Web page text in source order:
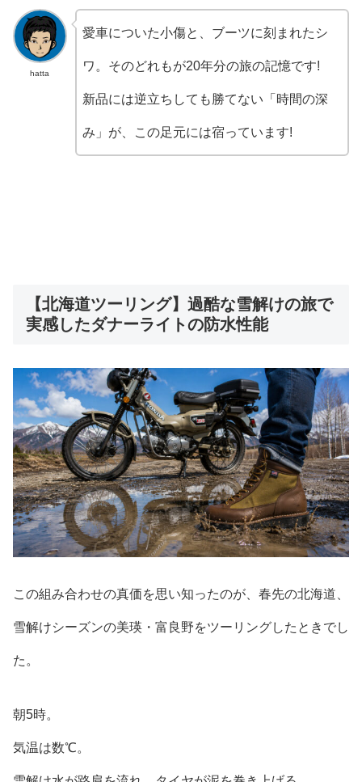
hatta
愛車についた小傷と、ブーツに刻まれたシ
ワ。そのどれもが20年分の旅の記憶です!
新品には逆立ちしても勝てない「時間の深
み」が、この足元には宿っています!
【北海道ツーリング】過酷な雪解けの旅で
実感したダナーライトの防水性能
この組み合わせの真価を思い知ったのが、春先の北海道、
雪解けシーズンの美瑛・富良野をツーリングしたときでし
た。
朝5時。
気温は数℃。